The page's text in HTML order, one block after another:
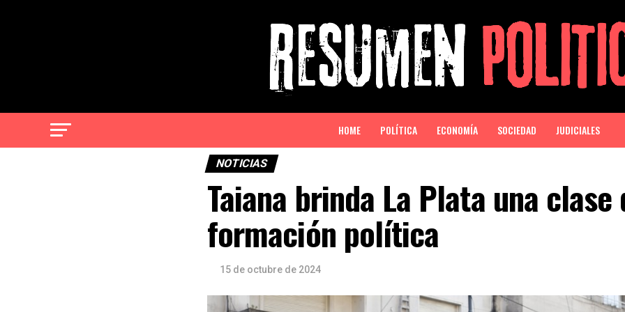
HOME POLÍTICA ECONOMÍA SOCIEDAD JUDICIALES
NOTICIAS
Taiana brinda La Plata una clase
formación política
15 de octubre de 2024